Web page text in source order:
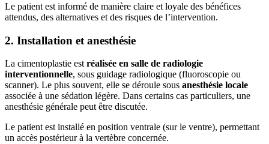
Le patient est informé de manière claire et loyale des bénéfices
attendus, des alternatives et des risques de l’intervention.
2. Installation et anesthésie
La cimentoplastie est réalisée en salle de radiologie
interventionnelle, sous guidage radiologique (fluoroscopie ou
scanner). Le plus souvent, elle se déroule sous anesthésie locale
associée à une sédation légère. Dans certains cas particuliers, une
anesthésie générale peut être discutée.
Le patient est installé en position ventrale (sur le ventre), permettant
un accès postérieur à la vertèbre concernée.